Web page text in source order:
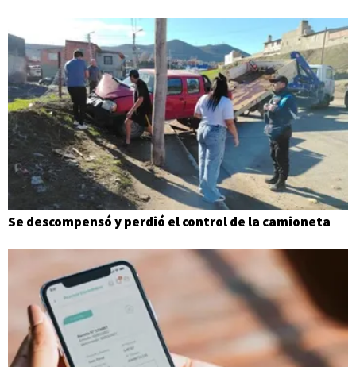
Se descompensó y perdió el control de la camioneta